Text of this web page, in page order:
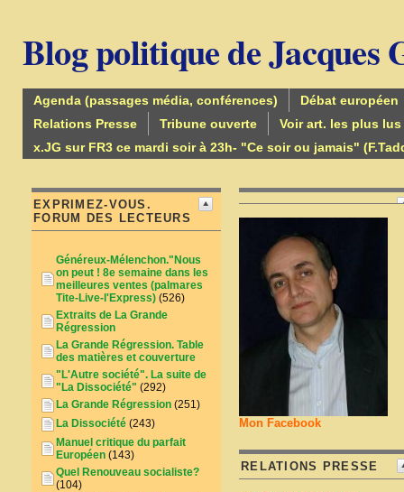
Blog politique de Jacques
Agenda (passages média, conférences)
Débat européen
Relations Presse
Tribune ouverte
Voir art. les plus lus
x.JG sur FR3 ce mardi soir à 23h- "Ce soir ou jamais"
EXPRIMEZ-VOUS.
FORUM DES LECTEURS
Généreux-Mélenchon."Nous
on peut ! 8e semaine dans les
meilleures ventes (palmares
Tite-Live-l'Express) (526)
Extraits de La Grande
Régression
La Grande Régression. Table
des matières et couverture
"L'Autre société". La suite de
"La Dissociété" (292)
La Grande Régression (251)
La Dissociété (243)
Manuel critique du parfait
Européen (143)
Quel Renouveau socialiste?
(104)
Mon Facebook
RELATIONS PRESSE